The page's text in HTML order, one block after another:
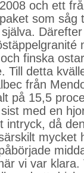
och ett
som såg
finska
Till detta
från
på 15,5
med en
intryck, då
mycket
vi var klara.